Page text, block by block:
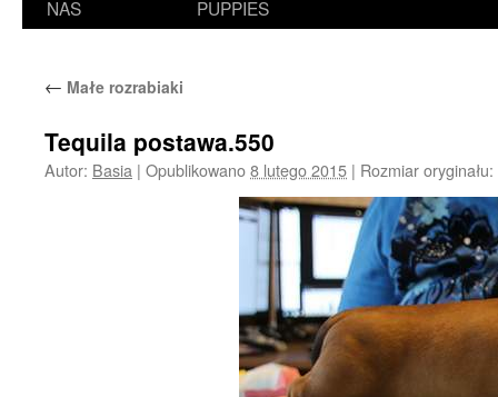
NAS
PUPPIES
← Małe rozrabiaki
Tequila postawa.550
Autor: Basia | Opublikowano8 lutego 2015 | Rozmiar oryginału: